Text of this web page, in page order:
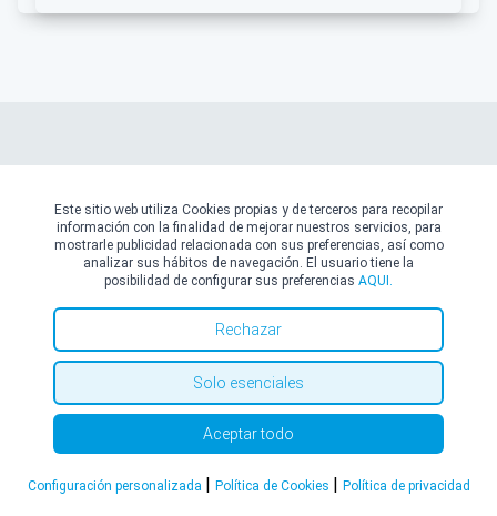
Este sitio web utiliza Cookies propias y de terceros para recopilar
información con la finalidad de mejorar nuestros servicios, para
mostrarle publicidad relacionada con sus preferencias, así como
analizar sus hábitos de navegación. El usuario tiene la
posibilidad de configurar sus preferencias AQUI.
Rechazar
Solo esenciales
Aceptar todo
Configuración personalizada | Política de Cookies | Política de privacidad